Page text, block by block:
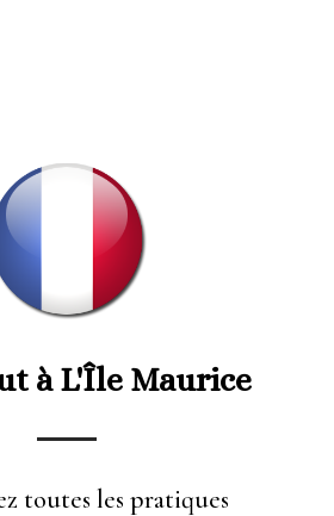
à L'Île Maurice
toutes les pratiques